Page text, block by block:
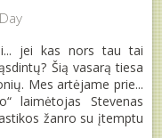
jei kas nors tau tai
Šią vasarą tiesa
Mes artėjame prie...
laimėtojas Stevenas
žanro su įtemptu